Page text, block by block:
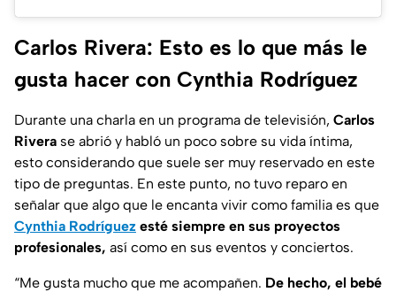
Carlos Rivera: Esto es lo que más le
gusta hacer con Cynthia Rodríguez
Durante una charla en un programa de televisión, Carlos
Rivera se abrió y habló un poco sobre su vida íntima,
esto considerando que suele ser muy reservado en este
tipo de preguntas. En este punto, no tuvo reparo en
señalar que algo que le encanta vivir como familia es que
Cynthia Rodríguez esté siempre en sus proyectos
profesionales, así como en sus eventos y conciertos.
“Me gusta mucho que me acompañen. De hecho, el bebé